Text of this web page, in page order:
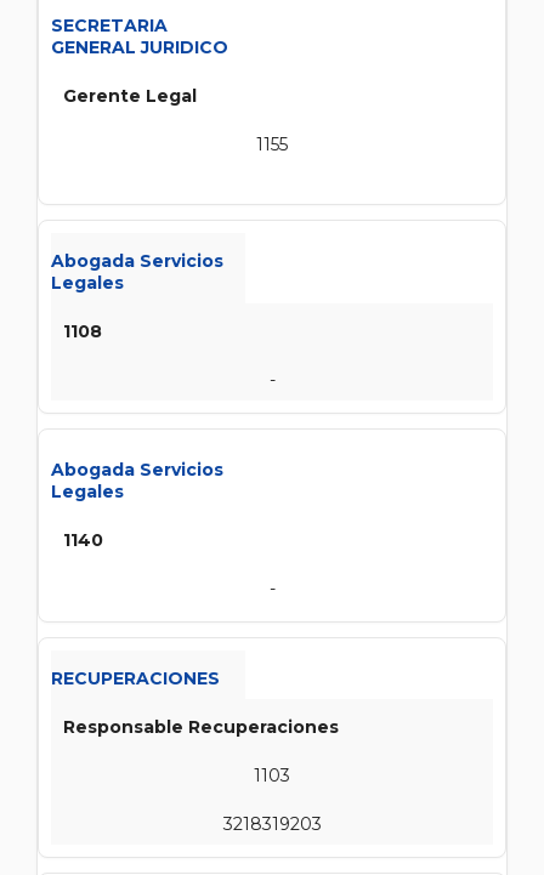
SECRETARIA
GENERAL JURIDICO
Gerente Legal
1155
Abogada Servicios
Legales
1108
-
Abogada Servicios
Legales
1140
-
RECUPERACIONES
Responsable Recuperaciones
1103
3218319203